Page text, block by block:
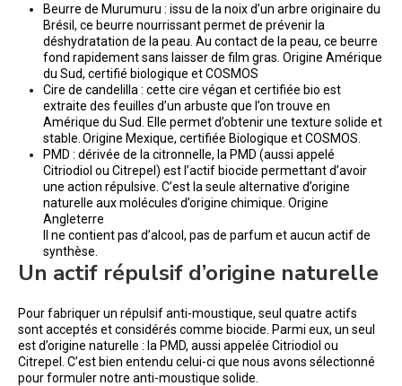
Beurre de Murumuru : issu de la noix d’un arbre originaire du
Brésil, ce beurre nourrissant permet de prévenir la
déshydratation de la peau. Au contact de la peau, ce beurre
fond rapidement sans laisser de film gras. Origine Amérique
du Sud, certifié biologique et COSMOS
Cire de candelilla : cette cire végan et certifiée bio est
extraite des feuilles d’un arbuste que l’on trouve en
Amérique du Sud. Elle permet d’obtenir une texture solide et
stable. Origine Mexique, certifiée Biologique et COSMOS.
PMD : dérivée de la citronnelle, la PMD (aussi appelé
Citriodiol ou Citrepel) est l’actif biocide permettant d’avoir
une action répulsive. C’est la seule alternative d’origine
naturelle aux molécules d’origine chimique. Origine
Angleterre
Il ne contient pas d’alcool, pas de parfum et aucun actif de
synthèse.
Un actif répulsif d’origine naturelle
Pour fabriquer un répulsif anti-moustique, seul quatre actifs
sont acceptés et considérés comme biocide. Parmi eux, un seul
est d’origine naturelle : la PMD, aussi appelée Citriodiol ou
Citrepel. C’est bien entendu celui-ci que nous avons sélectionné
pour formuler notre anti-moustique solide.